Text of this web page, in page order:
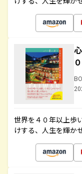
０
世界を４０年以上歩
けする、人生を輝か